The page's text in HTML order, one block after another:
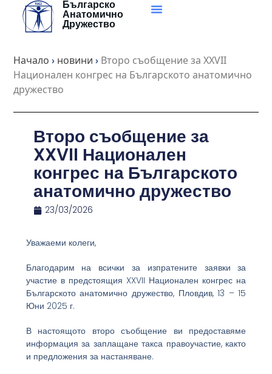
content
Българско
Анатомично
Дружество
Начало › новини › Второ съобщение за XXVII
Национален конгрес на Българското анатомично
дружество
Второ съобщение за
XXVII Национален
конгрес на Българското
анатомично дружество
23/03/2026
Уважаеми колеги,
Благодарим на всички за изпратените заявки за
участие в предстоящия XXVII Национален конгрес на
Българското анатомично дружество, Пловдив, 13 – 15
Юни 2025 г.
В настоящото второ съобщение ви предоставяме
информация за заплащане такса правоучастие, както
и предложения за настаняване.